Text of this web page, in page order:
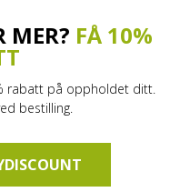
MER? FÅ 10%
rabatt på oppholdet ditt.
bestilling.